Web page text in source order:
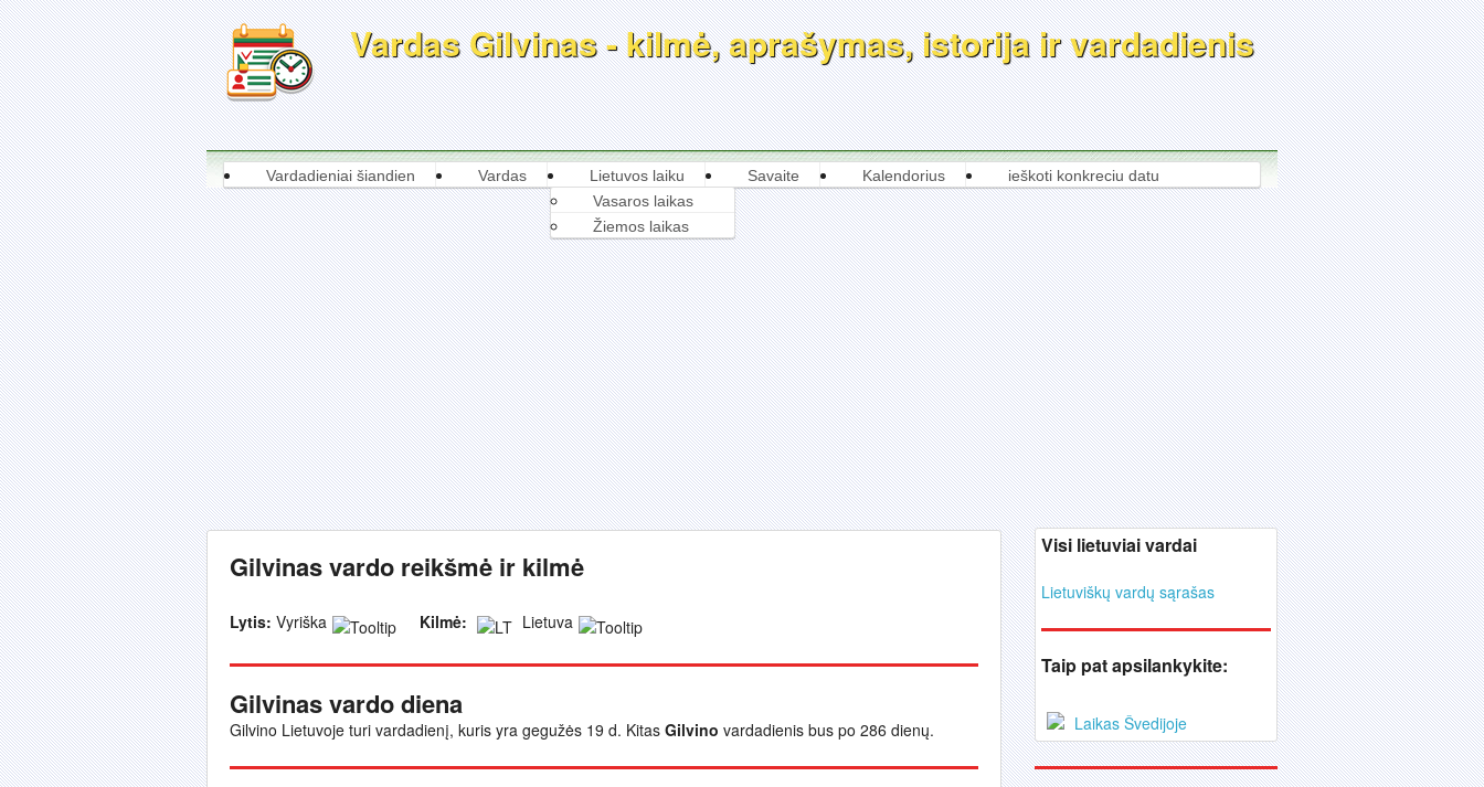
Vardas Gilvinas - kilmė, aprašymas, istorija ir vardadienis
Vardadieniai šiandien Vardas
Lietuvos laiku
Vasaros laikas
Žiemos laikas
Savaite Kalendorius ieškoti konkreciu datu
Gilvinas vardo reikšmė ir kilmė
Lytis: Vyriška Kilmė: Lietuva
Gilvinas vardo diena
Gilvino Lietuvoje turi vardadienį, kuris yra gegužės 19 d. Kitas Gilvino vardadienis bus po 286 dienų.
Visi lietuviai vardai
Lietuviškų vardų sąrašas
Taip pat apsilankykite:
Laikas Švedijoje